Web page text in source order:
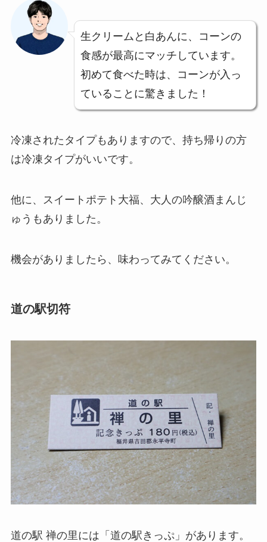
生クリームと白あんに、コーンの
食感が最高にマッチしています。
初めて食べた時は、コーンが入っ
ていることに驚きました！
冷凍されたタイプもありますので、持ち帰りの方
は冷凍タイプがいいです。
他に、スイートポテト大福、大人の吟醸酒まんじ
ゅうもありました。
機会がありましたら、味わってみてください。
道の駅切符
道の駅 禅の里には「道の駅きっぷ」があります。